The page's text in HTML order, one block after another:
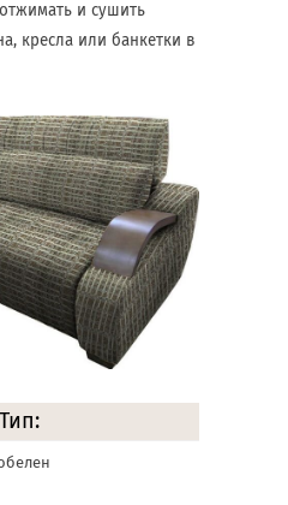
и сушить
кресла или банкетки в
Тип: